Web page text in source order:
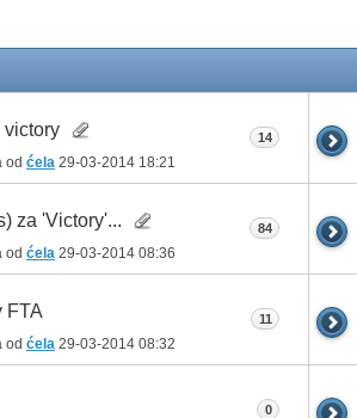
victory
od ćela 29-03-2014 18:21
14
za 'Victory'...
od ćela 29-03-2014 08:36
84
FTA
od ćela 29-03-2014 08:32
11
0